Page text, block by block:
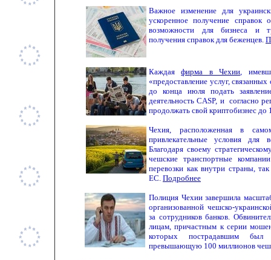
Важное изменение для
ускоренное получение справок
возможности для бизнеса и
получения справок для беженцев.
Каждаяфирма в Чехии,
«предоставление услуг,
до конца июля подать
деятельность CASP, и согласно
продолжать свой криптобизнес
Чехия, расположенная в
привлекательные условия для
Благодаря своему
чешские транспортные
перевозки как внутри страны,
ЕС. Подробнее
Полиция Чехии завершила
организованной чешско-
за сотрудников банков.
лицам, причастным к серии
которых пострадавшим
превышающую 100 миллионов